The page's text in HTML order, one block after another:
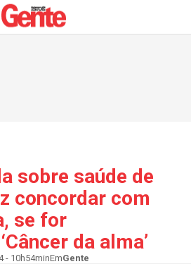
sobre saúde de
concordar com
se for
da alma’
- 10h54minEmGente